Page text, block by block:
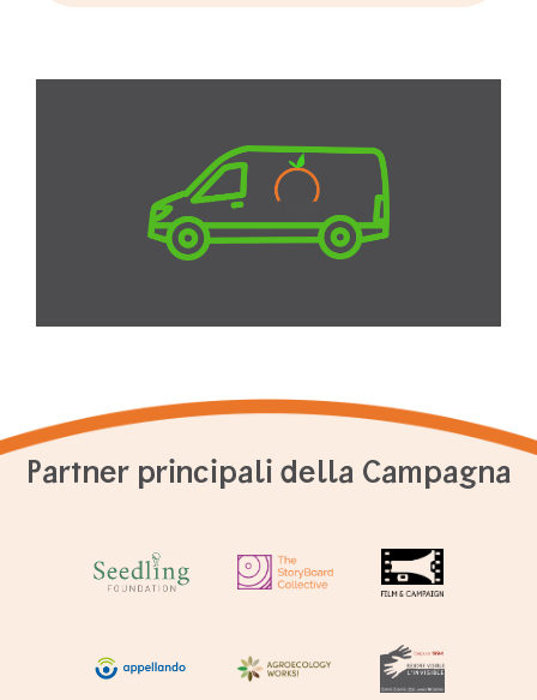
Partner principali della Campagna